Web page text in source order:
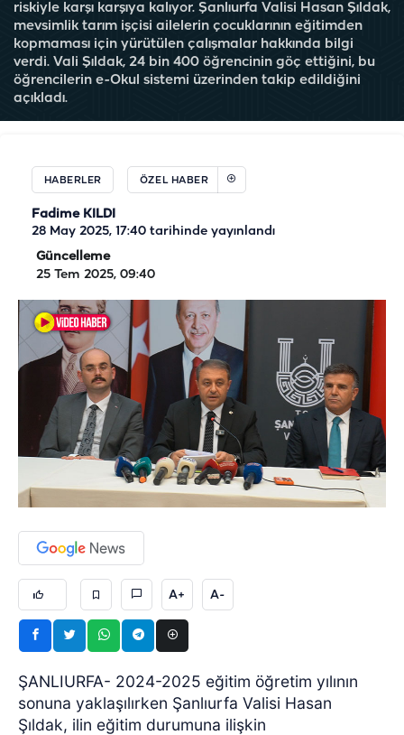
riskiyle karşı karşıya kalıyor. Şanlıurfa Valisi Hasan Şıldak,
mevsimlik tarım işçisi ailelerin çocuklarının eğitimden
kopmaması için yürütülen çalışmalar hakkında bilgi
verdi. Vali Şıldak, 24 bin 400 öğrencinin göç ettiğini, bu
öğrencilerin e-Okul sistemi üzerinden takip edildiğini
açıkladı.
HABERLER ÖZEL HABER
Fadime KILDI
28 May 2025, 17:40 tarihinde yayınlandı
Güncelleme
25 Tem 2025, 09:40
A+ A-
ŞANLIURFA- 2024-2025 eğitim öğretim yılının
sonuna yaklaşılırken Şanlıurfa Valisi Hasan
Şıldak, ilin eğitim durumuna ilişkin